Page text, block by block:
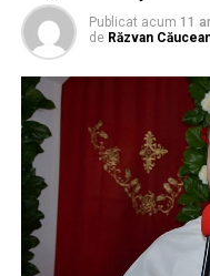
Publicat acum 11
de Răzvan